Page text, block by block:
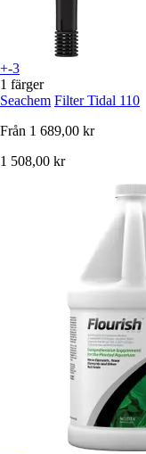
+-3
1 färger
Seachem Filter Tidal 110
Från 1 689,00 kr
1 508,00 kr